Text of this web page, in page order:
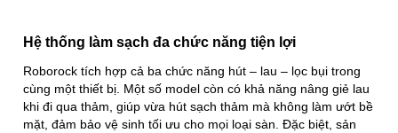
Hệ thống làm sạch đa chức năng tiện lợi
Roborock tích hợp cả ba chức năng hút – lau – lọc bụi trong
cùng một thiết bị. Một số model còn có khả năng nâng giẻ lau
khi đi qua thảm, giúp vừa hút sạch thảm mà không làm ướt bề
mặt, đảm bảo vệ sinh tối ưu cho mọi loại sàn. Đặc biệt, sản